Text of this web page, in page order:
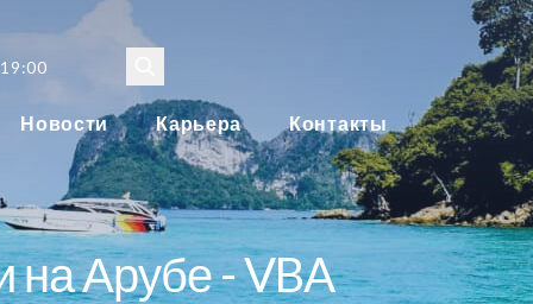
Новости Карьера Контакты
на Арубе - VBA